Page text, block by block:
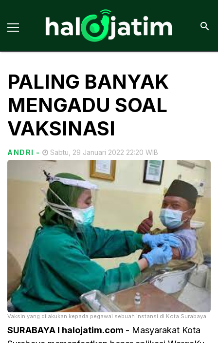
PALING BANYAK
MENGADU SOAL
VAKSINASI
ANDRI - Sabtu, 29 Januari 2022 22:20 WIB
Vaksin yang dilakukan kepada pegawai sebuah instansi di Kota Surabaya
SURABAYA I halojatim.com - Masyarakat Kota